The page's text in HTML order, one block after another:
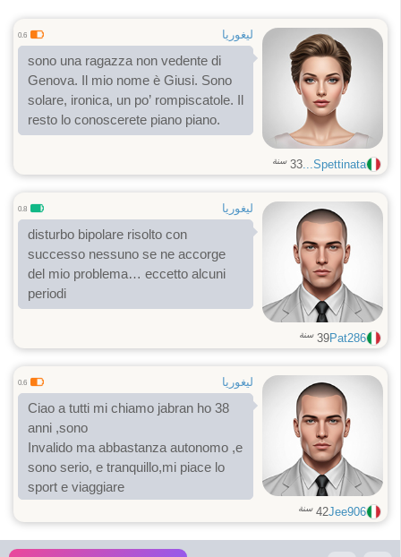
ليغوريا 0.6
sono una ragazza non vedente di
Genova. Il mio nome è Giusi. Sono
solare, ironica, un po’ rompiscatole. Il
resto lo conoscerete piano piano.
Spettinata...
33 سنة
ليغوريا 0.8
disturbo bipolare risolto con
successo nessuno se ne accorge
del mio problema… eccetto alcuni
periodi
Pat286
39 سنة
ليغوريا 0.6
Ciao a tutti mi chiamo jabran ho 38
anni ,sono
Invalido ma abbastanza autonomo ,e
sono serio, e tranquillo,mi piace lo
sport e viaggiare
Jee906
42 سنة